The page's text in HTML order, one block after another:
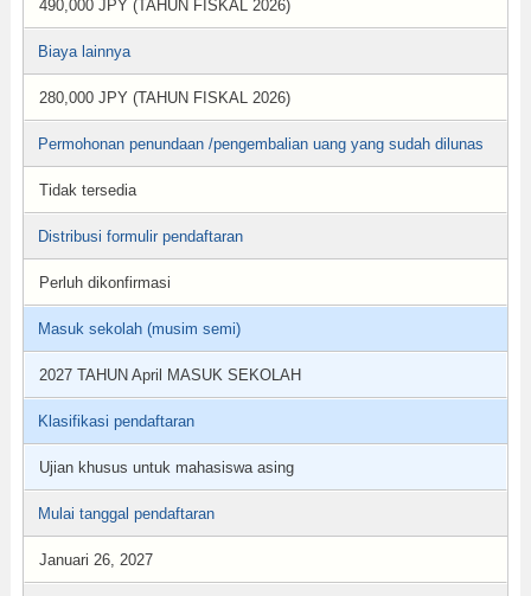
490,000 JPY (TAHUN FISKAL 2026)
Biaya lainnya
280,000 JPY (TAHUN FISKAL 2026)
Permohonan penundaan /pengembalian uang yang sudah dilunas
Tidak tersedia
Distribusi formulir pendaftaran
Perluh dikonfirmasi
Masuk sekolah (musim semi)
2027 TAHUN April MASUK SEKOLAH
Klasifikasi pendaftaran
Ujian khusus untuk mahasiswa asing
Mulai tanggal pendaftaran
Januari 26, 2027